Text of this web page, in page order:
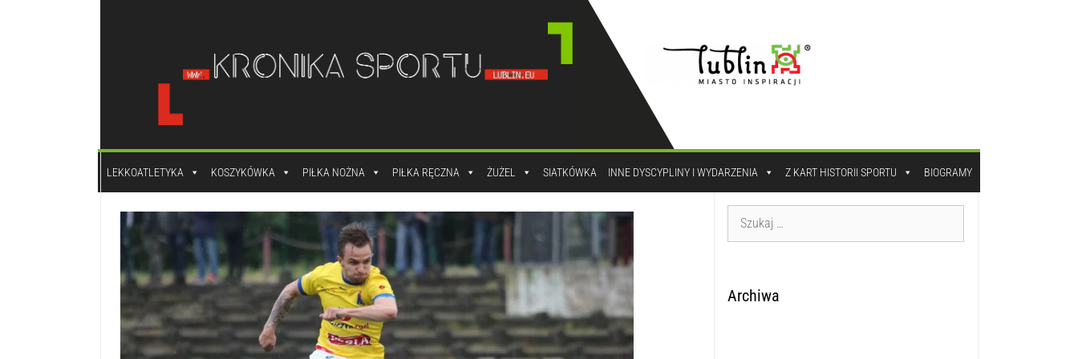
LEKKOATLETYKA KOSZYKÓWKA PIŁKA NOŻNA PIŁKA RĘCZNA ŻUŻEL SIATKÓWKA INNE DYSCYPLINY I WYDARZENIA Z KART HISTORII SPORTU BIOGRAMY
Archiwa